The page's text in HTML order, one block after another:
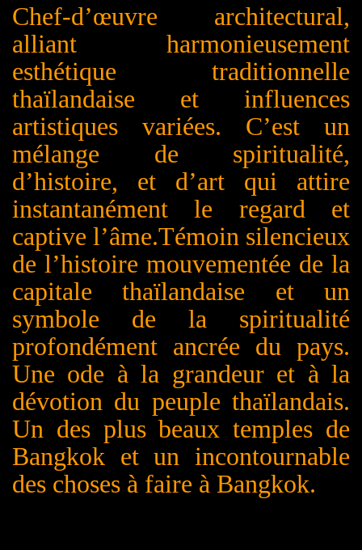
Chef-d’œuvre architectural,
alliant harmonieusement
esthétique traditionnelle
thaïlandaise et influences
artistiques variées. C’est un
mélange de spiritualité,
d’histoire, et d’art qui attire
instantanément le regard et
captive l’âme.Témoin silencieux
de l’histoire mouvementée de la
capitale thaïlandaise et un
symbole de la spiritualité
profondément ancrée du pays.
Une ode à la grandeur et à la
dévotion du peuple thaïlandais.
Un des plus beaux temples de
Bangkok et un incontournable
des choses à faire à Bangkok.